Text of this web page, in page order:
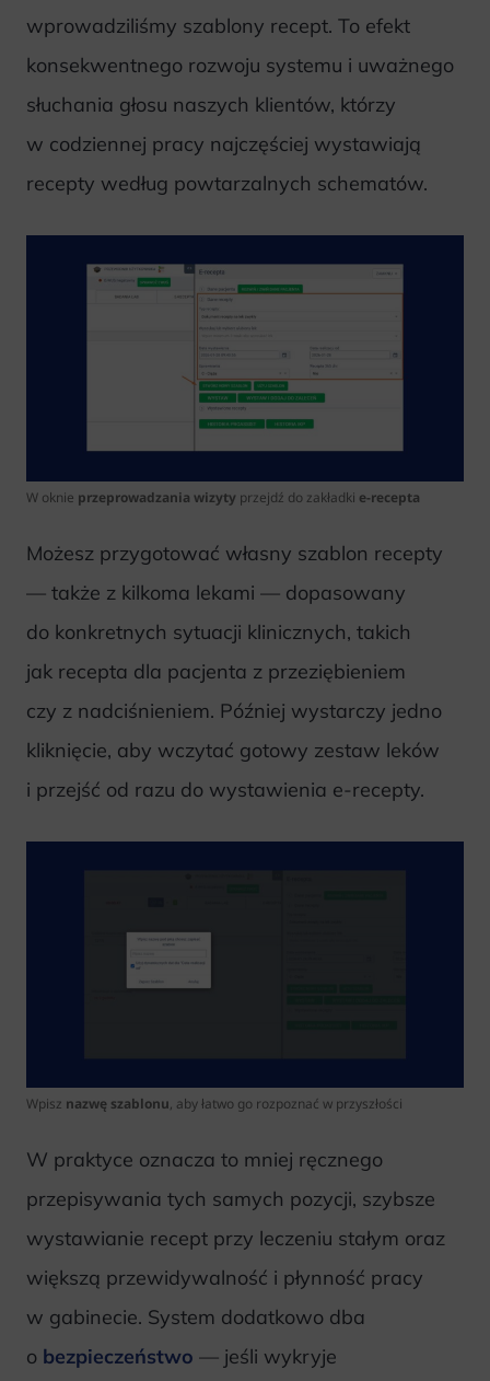
wprowadziliśmy szablony recept. To efekt
konsekwentnego rozwoju systemu i uważnego
słuchania głosu naszych klientów, którzy
w codziennej pracy najczęściej wystawiają
recepty według powtarzalnych schematów.
W oknie przeprowadzania wizyty przejdź do zakładki e-recepta
Możesz przygotować własny szablon recepty
— także z kilkoma lekami — dopasowany
do konkretnych sytuacji klinicznych, takich
jak recepta dla pacjenta z przeziębieniem
czy z nadciśnieniem. Później wystarczy jedno
kliknięcie, aby wczytać gotowy zestaw leków
i przejść od razu do wystawienia e-recepty.
Wpisz nazwę szablonu, aby łatwo go rozpoznać w przyszłości
W praktyce oznacza to mniej ręcznego
przepisywania tych samych pozycji, szybsze
wystawianie recept przy leczeniu stałym oraz
większą przewidywalność i płynność pracy
w gabinecie. System dodatkowo dba
o bezpieczeństwo — jeśli wykryje